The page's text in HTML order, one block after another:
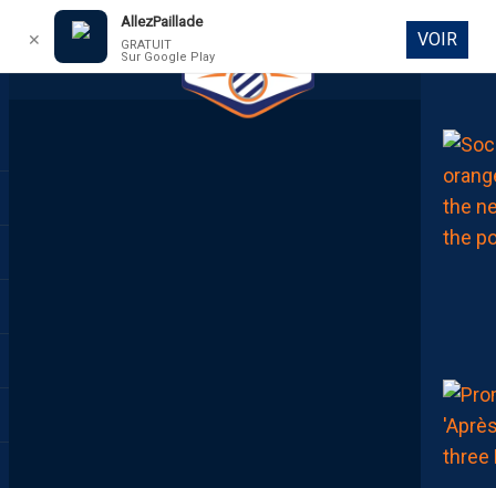
DIRECT
✕
AllezPaillade
GRATUIT
Sur Google Play
VOIR